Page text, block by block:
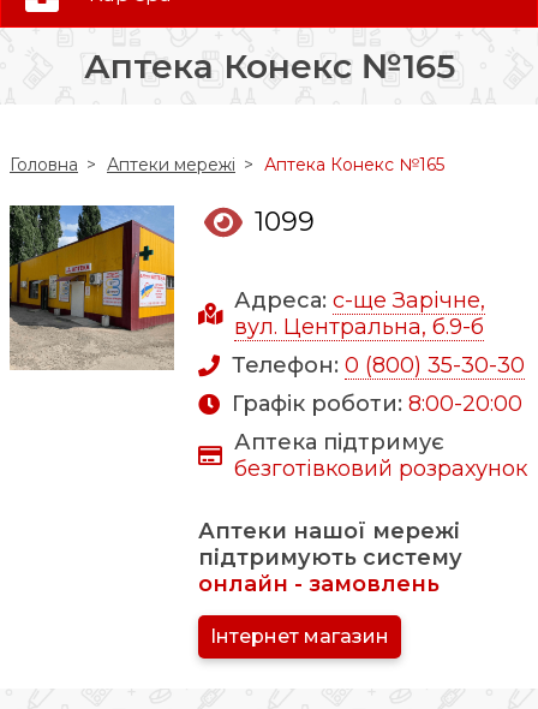
Слідкуй за нами:
Аптека Конекс №165
Головна Аптеки мережі Аптека Конекс №165
1099
Адреса:с-ще Зарічне,
вул. Центральна, б.9-б
Телефон:0 (800) 35-30-30
Графік роботи:8:00-20:00
Аптека підтримує
безготівковий розрахунок
Аптеки нашої мережі
підтримують систему
онлайн - замовлень
Інтернет магазин